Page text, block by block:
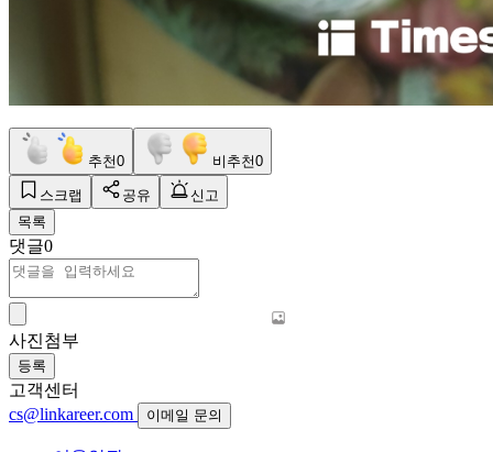
추천0 비추천0
스크랩 공유
신고
목록
댓글0
사진첨부
등록
고객센터
cs@linkareer.com
이메일 문의